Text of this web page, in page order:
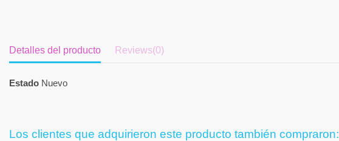
Detalles del producto Reviews(0)
Estado Nuevo
Los clientes que adquirieron este producto también compraron: